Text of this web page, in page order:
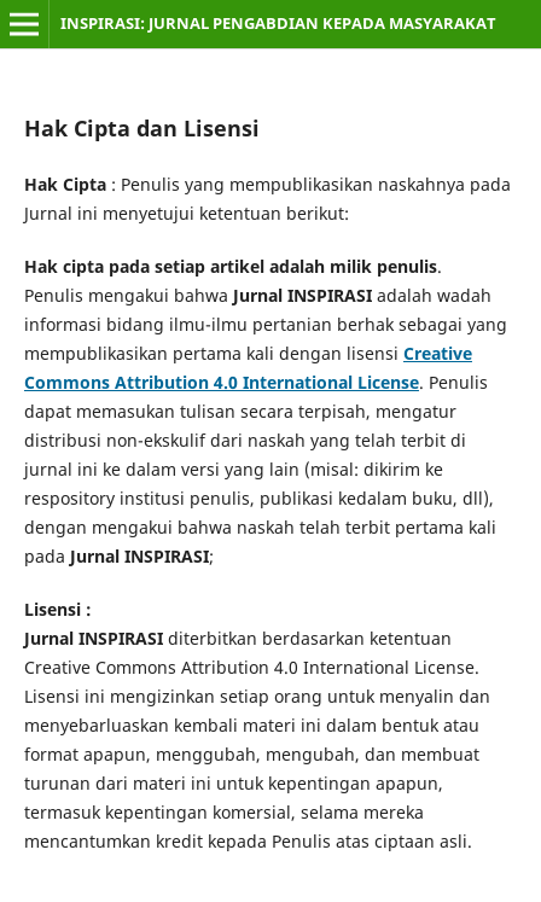
INSPIRASI: JURNAL PENGABDIAN KEPADA MASYARAKAT
Hak Cipta dan Lisensi
Hak Cipta: Penulis yang mempublikasikan naskahnya pada
Jurnal ini menyetujui ketentuan berikut:
Hak cipta pada setiap artikel adalah milik penulis.
Penulis mengakui bahwa Jurnal INSPIRASI adalah wadah
informasi bidang ilmu-ilmu pertanian berhak sebagai yang
mempublikasikan pertama kali dengan lisensi Creative
Commons Attribution 4.0 International License. Penulis
dapat memasukan tulisan secara terpisah, mengatur
distribusi non-ekskulif dari naskah yang telah terbit di
jurnal ini ke dalam versi yang lain (misal: dikirim ke
respository institusi penulis, publikasi kedalam buku, dll),
dengan mengakui bahwa naskah telah terbit pertama kali
pada Jurnal INSPIRASI;
Lisensi :
Jurnal INSPIRASIditerbitkan berdasarkan ketentuan
Creative Commons Attribution 4.0 International License.
Lisensi ini mengizinkan setiap orang untuk menyalin dan
menyebarluaskan kembali materi ini dalam bentuk atau
format apapun, menggubah, mengubah, dan membuat
turunan dari materi ini untuk kepentingan apapun,
termasuk kepentingan komersial, selama mereka
mencantumkan kredit kepada Penulis atas ciptaan asli.